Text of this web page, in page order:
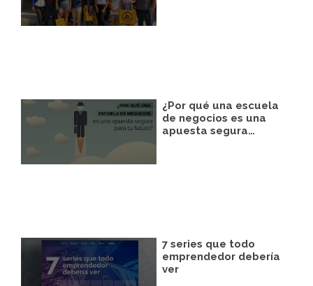
¿Por qué una escuela
de negocios es una
apuesta segura…
7 series que todo
emprendedor debería
ver